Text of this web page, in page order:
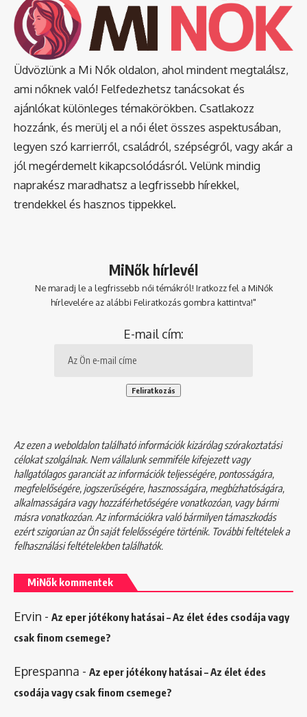
Üdvözlünk a Mi Nők oldalon, ahol mindent megtalálsz,
ami nőknek való! Felfedezhetsz tanácsokat és
ajánlókat különleges témakörökben. Csatlakozz
hozzánk, és merülj el a női élet összes aspektusában,
legyen szó karrierről, családról, szépségről, vagy akár a
jól megérdemelt kikapcsolódásról. Velünk mindig
naprakész maradhatsz a legfrissebb hírekkel,
trendekkel és hasznos tippekkel.
MiNők hírlevél
Ne maradj le a legfrissebb női témákról! Iratkozz fel a MiNők
hírlevelére az alábbi Feliratkozás gombra kattintva!"
E-mail cím:
Az ezen a weboldalon található információk kizárólag szórakoztatási
célokat szolgálnak. Nem vállalunk semmiféle kifejezett vagy
hallgatólagos garanciát az információk teljességére, pontosságára,
megfelelőségére, jogszerűségére, hasznosságára, megbízhatóságára,
alkalmasságára vagy hozzáférhetőségére vonatkozóan, vagy bármi
másra vonatkozóan. Az információkra való bármilyen támaszkodás
ezért szigorúan az Ön saját felelősségére történik. További feltételek a
felhasználási feltételekbentalálhatók.
MiNők kommentek
Ervin - Az eper jótékony hatásai – Az élet édes csodája vagy
csak finom csemege?
Eprespanna - Az eper jótékony hatásai – Az élet édes
csodája vagy csak finom csemege?